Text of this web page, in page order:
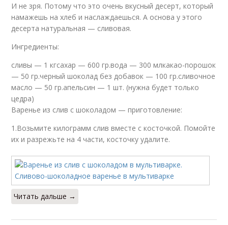
И не зря. Потому что это очень вкусный десерт, который
намажешь на хлеб и наслаждаешься. А основа у этого
десерта натуральная — сливовая.
Ингредиенты:
сливы — 1 кгсахар — 600 гр.вода — 300 млкакао-порошок
— 50 гр.черный шоколад без добавок — 100 гр.сливочное
масло — 50 гр.апельсин — 1 шт. (нужна будет только
цедра)
Варенье из слив с шоколадом — приготовление:
1.Возьмите килограмм слив вместе с косточкой. Помойте
их и разрежьте на 4 части, косточку удалите.
Читать дальше →